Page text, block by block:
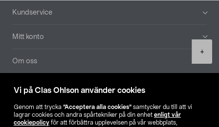
Vi på Clas Ohlson använder cookies
Genom att trycka ”Acceptera alla cookies” samtycker du till att vi
lagrar cookies och andra spårtekniker på din enhet enligt vår
cookiepolicy för att förbättra upplevelsen på vår webbplats,
+
Sidfot
Kundservice
Mitt konto
Om oss
Aktuellt
Våra bolag